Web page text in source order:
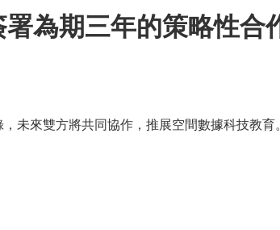
署為期三年的策略性
未來雙方將共同協作，推展空間數據科技教育。